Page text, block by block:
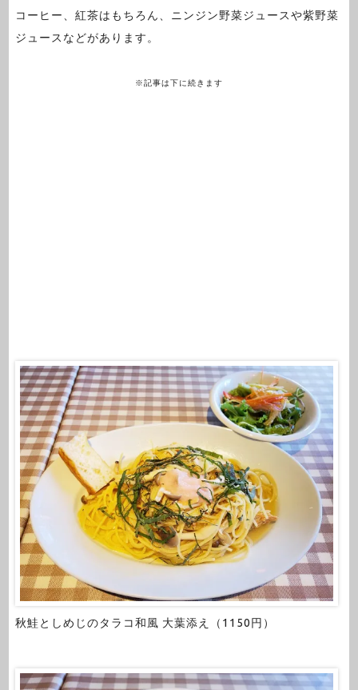
コーヒー、紅茶はもちろん、ニンジン野菜ジュースや紫野菜
ジュースなどがあります。
※記事は下に続きます
秋鮭としめじのタラコ和風 大葉添え（1150円）